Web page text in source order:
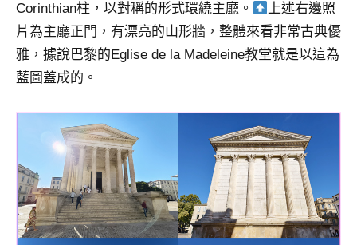
Corinthian柱，以對稱的形式環繞主廳。
上述右邊照
片為主廳正門，有漂亮的山形牆，整體來看非常古典優
雅，據說巴黎的Eglise de la Madeleine教堂就是以這為
藍圖蓋成的。